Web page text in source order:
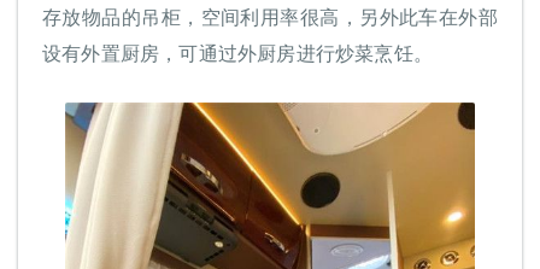
存放物品的吊柜，空间利用率很高，另外此车在外部
设有外置厨房，可通过外厨房进行炒菜烹饪。